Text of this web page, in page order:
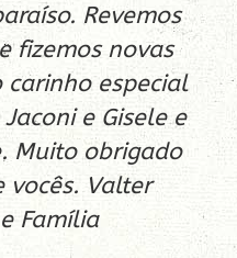
Revemos
fizemos novas
carinho especial
e Gisele e
Muito obrigado
vocês. Valter
Família